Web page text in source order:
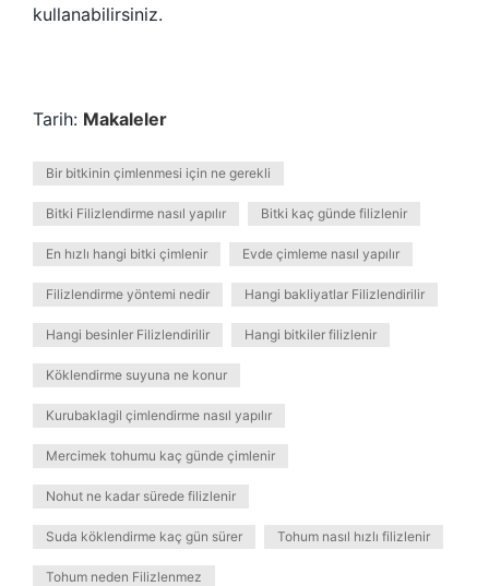
kullanabilirsiniz.
Tarih: Makaleler
Bir bitkinin çimlenmesi için ne gerekli
Bitki Filizlendirme nasıl yapılır Bitki kaç günde filizlenir
En hızlı hangi bitki çimlenir Evde çimleme nasıl yapılır
Filizlendirme yöntemi nedir Hangi bakliyatlar Filizlendirilir
Hangi besinler Filizlendirilir Hangi bitkiler filizlenir
Köklendirme suyuna ne konur
Kurubaklagil çimlendirme nasıl yapılır
Mercimek tohumu kaç günde çimlenir
Nohut ne kadar sürede filizlenir
Suda köklendirme kaç gün sürer Tohum nasıl hızlı filizlenir
Tohum neden Filizlenmez